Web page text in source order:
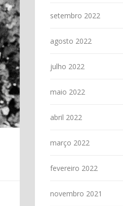
setembro 2022
agosto 2022
julho 2022
maio 2022
abril 2022
março 2022
fevereiro 2022
novembro 2021